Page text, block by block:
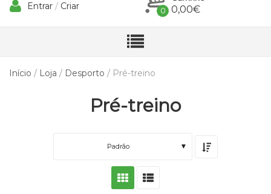
Entrar / Criar 0,00€
Início / Loja / Desporto / Pré-treino
Pré-treino
Padrão